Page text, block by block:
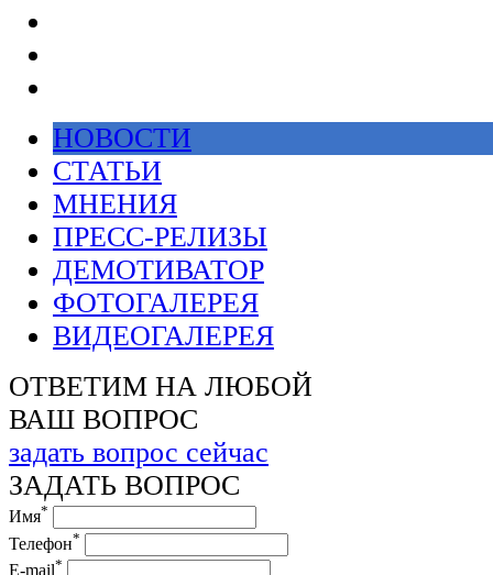
НОВОСТИ
СТАТЬИ
МНЕНИЯ
ПРЕСС-РЕЛИЗЫ
ДЕМОТИВАТОР
ФОТОГАЛЕРЕЯ
ВИДЕОГАЛЕРЕЯ
ОТВЕТИМ НА ЛЮБОЙ
ВАШ ВОПРОС
задать вопрос сейчас
ЗАДАТЬ ВОПРОС
Имя*
Телефон*
E-mail*